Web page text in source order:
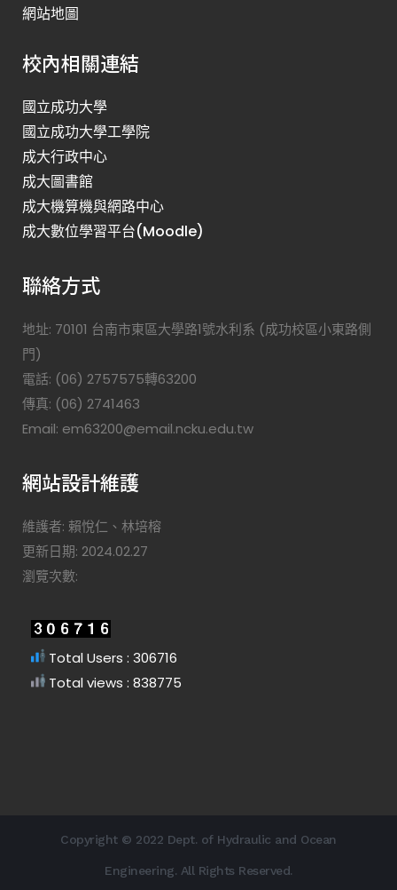
網站地圖
校內相關連結
國立成功大學
國立成功大學工學院
成大行政中心
成大圖書館
成大機算機與網路中心
成大數位學習平台(Moodle)
聯絡方式
地址: 70101 台南市東區大學路1號水利系 (成功校區小東路側
門)
電話: (06) 2757575轉63200
傳真: (06) 2741463
Email: em63200@email.ncku.edu.tw
網站設計維護
維護者: 賴悅仁、林培榕
更新日期: 2024.02.27
瀏覽次數:
Total Users : 306716
Total views : 838775
Copyright © 2022 Dept. of Hydraulic and Ocean
Engineering. All Rights Reserved.